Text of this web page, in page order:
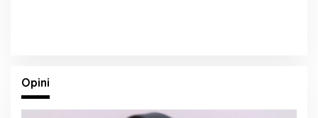
Opini